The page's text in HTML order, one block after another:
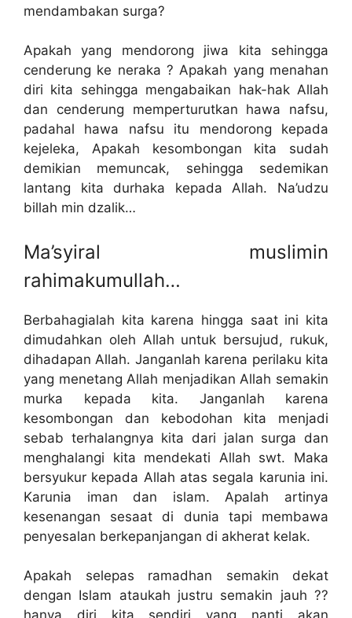
mendambakan surga?
Apakah yang mendorong jiwa kita sehingga
cenderung ke neraka ? Apakah yang menahan
diri kita sehingga mengabaikan hak-hak Allah
dan cenderung memperturutkan hawa nafsu,
padahal hawa nafsu itu mendorong kepada
kejeleka, Apakah kesombongan kita sudah
demikian memuncak, sehingga sedemikan
lantang kita durhaka kepada Allah. Na’udzu
billah min dzalik…
Ma’syiral muslimin
rahimakumullah…
Berbahagialah kita karena hingga saat ini kita
dimudahkan oleh Allah untuk bersujud, rukuk,
dihadapan Allah. Janganlah karena perilaku kita
yang menetang Allah menjadikan Allah semakin
murka kepada kita. Janganlah karena
kesombongan dan kebodohan kita menjadi
sebab terhalangnya kita dari jalan surga dan
menghalangi kita mendekati Allah swt. Maka
bersyukur kepada Allah atas segala karunia ini.
Karunia iman dan islam. Apalah artinya
kesenangan sesaat di dunia tapi membawa
penyesalan berkepanjangan di akherat kelak.
Apakah selepas ramadhan semakin dekat
dengan Islam ataukah justru semakin jauh ??